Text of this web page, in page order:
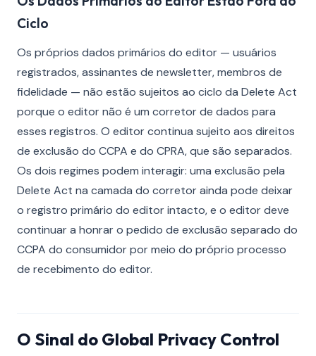
Ciclo
Os próprios dados primários do editor — usuários
registrados, assinantes de newsletter, membros de
fidelidade — não estão sujeitos ao ciclo da Delete Act
porque o editor não é um corretor de dados para
esses registros. O editor continua sujeito aos direitos
de exclusão do CCPA e do CPRA, que são separados.
Os dois regimes podem interagir: uma exclusão pela
Delete Act na camada do corretor ainda pode deixar
o registro primário do editor intacto, e o editor deve
continuar a honrar o pedido de exclusão separado do
CCPA do consumidor por meio do próprio processo
de recebimento do editor.
O Sinal do Global Privacy Control